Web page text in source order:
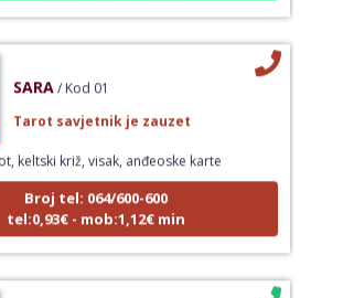
keltski križ, visak, anđeoske karte
Broj tel: 064/600-600
tel:0,93€ - mob:1,12€ min